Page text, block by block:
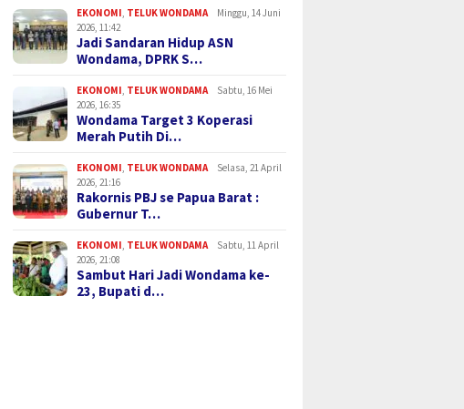
EKONOMI, TELUK WONDAMA
Minggu, 14 Juni
2026, 11:42
Jadi Sandaran Hidup ASN
Wondama, DPRK S…
EKONOMI, TELUK WONDAMA
Sabtu, 16 Mei
2026, 16:35
Wondama Target 3 Koperasi
Merah Putih Di…
EKONOMI, TELUK WONDAMA
Selasa, 21 April
2026, 21:16
Rakornis PBJ se Papua Barat :
Gubernur T…
EKONOMI, TELUK WONDAMA
Sabtu, 11 April
2026, 21:08
Sambut Hari Jadi Wondama ke-
23, Bupati d…